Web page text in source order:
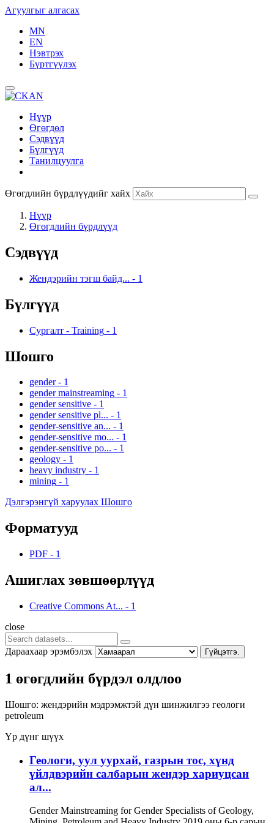
Агуулгыг алгасах
MN
EN
Нэвтрэх
Бүртгүүлэх
Нүүр
Өгөгдөл
Сэдвүүд
Бүлгүүд
Танилцуулга
Өгөгдлийн бүрдлүүдийг хайх
Нүүр
Өгөгдлийн бүрдлүүд
Сэдвүүд
Жендэрийн тэгш байд... - 1
Бүлгүүд
Сургалт - Training - 1
Шошго
gender - 1
gender mainstreaming - 1
gender sensitive - 1
gender sensitive pl... - 1
gender-sensitive an... - 1
gender-sensitive mo... - 1
gender-sensitive po... - 1
geology - 1
heavy industry - 1
mining - 1
Дэлгэрэнгүй харуулах Шошго
Форматууд
PDF - 1
Ашиглах зөвшөөрлүүд
Creative Commons At... - 1
close
Дараахаар эрэмбэлэх Гүйцэтгэ.
1 өгөгдлийн бүрдэл олдлоо
Шошго: жендэрийн мэдрэмжтэй дүн шинжилгээ геологи
petroleum
Үр дүнг шүүх
Геологи, уул уурхай, газрын тос, хүнд
үйлдвэрийн салбарын жендэр хариуцсан
ал...
Gender Mainstreaming for Gender Specialists of Geology,